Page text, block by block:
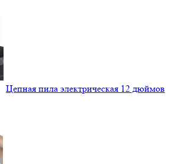
Цепная пила электрическая 12 дюймов